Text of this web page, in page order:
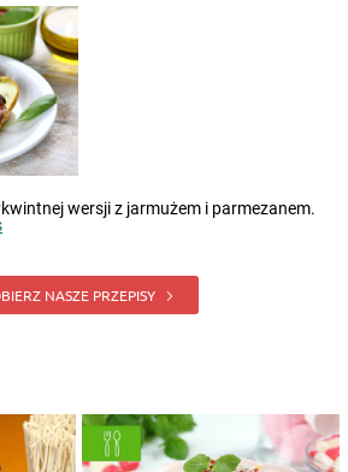
wersji z jarmużem i parmezanem.
NASZE PRZEPISY